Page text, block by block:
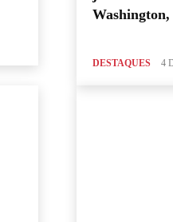
DESTAQUES 4